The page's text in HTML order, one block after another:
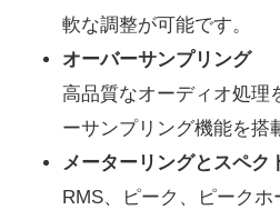
軟な調整が可能です。
オーバーサンプリング
高品質なオーディオ処理
ーサンプリング機能を搭
メーターリングとスペク
RMS、ピーク、ピーク